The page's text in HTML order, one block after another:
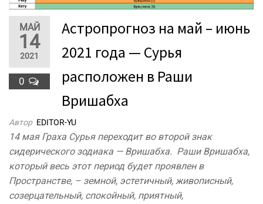
МАЙ
14
2021
0
Астропрогноз на май – июнь
2021 года — Сурья
расположен в Раши
Вришабха
Автор EDITOR-YU
14 мая Граха Сурья переходит во второй знак
сидерического зодиака — Вришабха. Раши Вришабха,
который весь этот период будет проявлен в
Пространстве, – земной, эстетичный, живописный,
созерцательный, спокойный, приятный,